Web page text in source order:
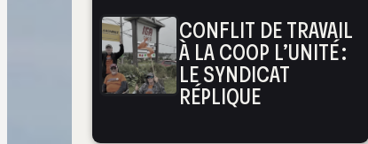
CONFLIT DE TRAVAIL
À LA COOP L’UNITÉ :
LE SYNDICAT
RÉPLIQUE